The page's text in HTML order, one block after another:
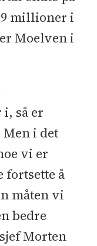
millioner i
Moelven i
så er
i det
vi er
fortsette å
måten vi
bedre
Morten